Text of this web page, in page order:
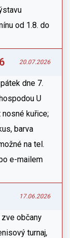
od 1.8. do
20.07.2026
dne 7.
U
kuřice;
barva
na tel.
e-mailem
17.06.2026
občany
turnaj,